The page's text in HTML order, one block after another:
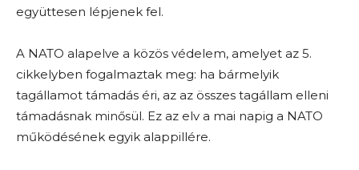
együttesen lépjenek fel.
A NATO alapelve a közös védelem, amelyet az 5.
cikkelyben fogalmaztak meg: ha bármelyik
tagállamot támadás éri, az az összes tagállam elleni
támadásnak minősül. Ez az elv a mai napig a NATO
működésének egyik alappillére.